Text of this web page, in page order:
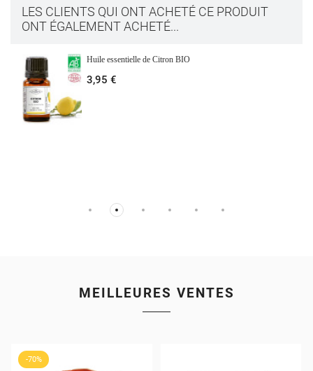
LES CLIENTS QUI ONT ACHETÉ CE PRODUIT
ONT ÉGALEMENT ACHETÉ...
Huile essentielle de Citron BIO
3,95 €
MEILLEURES VENTES
-70%